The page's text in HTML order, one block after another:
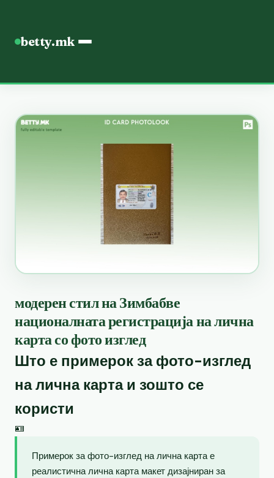
betty.mk
модерен стил на Зимбабве
националната регистрација на лична
карта со фото изглед
Што е примерок за фото-изглед
на лична карта и зошто се
користи
🪪
Примерок за фото-изглед на лична карта е
реалистична лична карта макет дизајниран за